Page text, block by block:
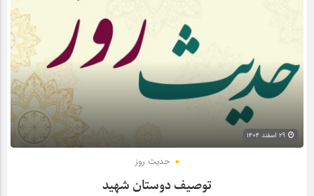
حدیث روز
توصیف دوستان شهید